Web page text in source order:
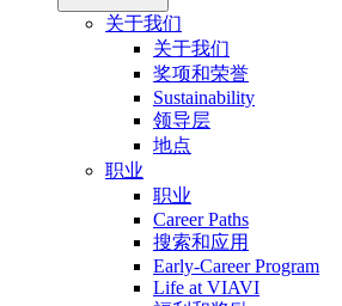
关于我们
关于我们
奖项和荣誉
Sustainability
领导层
地点
职业
职业
Career Paths
搜索和应用
Early-Career Program
Life at VIAVI